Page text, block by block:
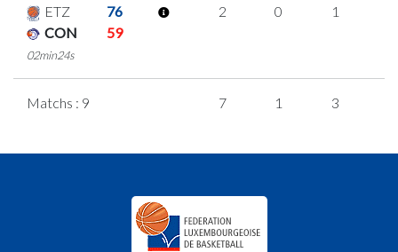
ETZ
76
CON
59
02min24s
2 0 1
Matchs : 9 7 1 3